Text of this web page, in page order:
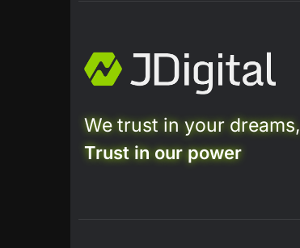
We trust in your dreams,
Trust in our power